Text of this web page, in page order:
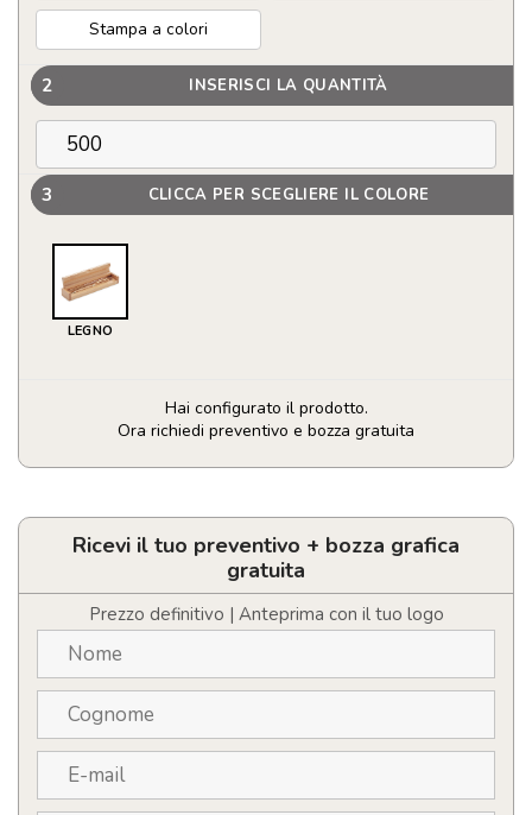
Stampa a colori
2 INSERISCI LA QUANTITÀ
3 CLICCA PER SCEGLIERE IL COLORE
LEGNO
Hai configurato il prodotto.
Ora richiedi preventivo e bozza gratuita
Penna
sfera
quantità
Ricevi il tuo preventivo + bozza grafica
gratuita
Prezzo definitivo | Anteprima con il tuo logo